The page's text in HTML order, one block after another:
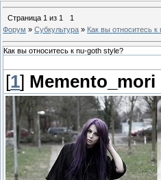
Страница 1 из 1
1
Форум » Субкультура » Как вы относитесь
Как вы относитесь к nu-goth style?
[1] Memento_mori